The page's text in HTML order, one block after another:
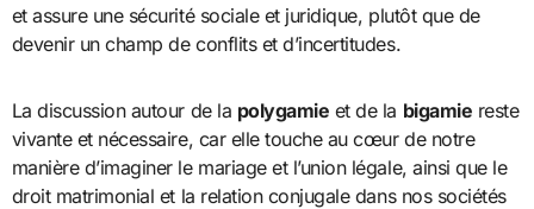
et assure une sécurité sociale et juridique, plutôt que de
devenir un champ de conflits et d’incertitudes.
La discussion autour de la polygamie et de la bigamie reste
vivante et nécessaire, car elle touche au cœur de notre
manière d’imaginer le mariage et l’union légale, ainsi que le
droit matrimonial et la relation conjugale dans nos sociétés